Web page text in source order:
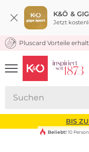
K&Ö &
Jetzt
Pluscard Vorteile
UNSERE APP
CLICK &
BIS
Beliebt! 10